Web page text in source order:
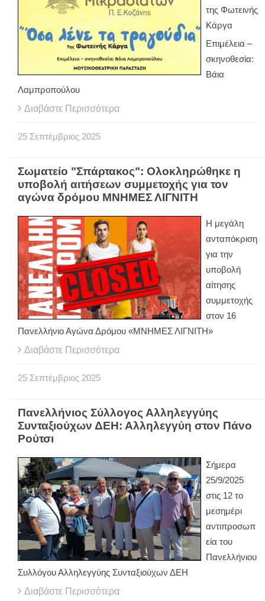
της Φωτεινής
Κάργα
Επιμέλεια –
σκηνοθεσία:
Βάια
Λαμπροπούλου
Διαβάστε Περισσότερα
25 Σεπτέμβριος 2025
Σωματείο "Σπάρτακος": Ολοκληρώθηκε η
υποβολή αιτήσεων συμμετοχής για τον
αγώνα δρόμου ΜΝΗΜΕΣ ΛΙΓΝΙΤΗ
Η μεγάλη
ανταπόκριση
για την
υποβολή
αίτησης
συμμετοχής
στον 16
Πανελλήνιο Αγώνα Δρόμου «ΜΝΗΜΕΣ ΛΙΓΝΙΤΗ»
Διαβάστε Περισσότερα
25 Σεπτέμβριος 2025
Πανελλήνιος Σύλλογος Αλληλεγγύης
Συνταξιούχων ΔΕΗ: Αλληλεγγύη στον Πάνο
Ρούτσι
Σήμερα
25/9/2025
στις 12 το
μεσημέρι
αντιπροσωπ
εία του
Πανελλήνιου
Συλλόγου Αλληλεγγύης Συνταξιούχων ΔΕΗ
Διαβάστε Περισσότερα